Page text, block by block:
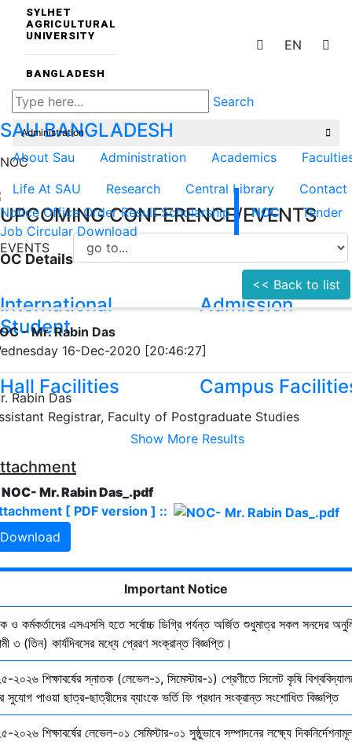
SYLHET
AGRICULTURAL
UNIVERSITY
BANGLADESH
EN
Search
SAUBANGLADESH
About Sau Administration Academics
Life At SAU
Research Central Library Contact
UPCOMING CONFERENCE/EVENTS
EVENTS
International
Student
Admission
Hall Facilities Campus
Show More Results
Administration
NOC
Notice Office Order Result Scholarship NOC
Tender
Job Circular Download
Details
<< Back to list
- Mr. Rabin Das
16-Dec-2020 [20:46:27]
Rabin Das
Registrar, Faculty of Postgraduate Studies
NOC- Mr. Rabin Das_.pdf
[ PDF version ] ::
Download
Important Notice
ও কর্মকর্তাদের এসএসসি হতে সর্বোচ্চ ডিগ্রি পর্যন্ত অর্জিত শুধুমাত্র সকল সনদের
৩ (তিন) কার্যদিবসের মধ্যে প্রেরণ সংক্রান্ত বিজ্ঞপ্তি।
২০২৬ শিক্ষাবর্ষের স্নাতক (লেভেল-১, সিমেস্টার-১) শ্রেণীতে সিলেট কৃষি
সুযোগ পাওয়া ছাত্র-ছাত্রীদের ব্যাংকে ভর্তি ফি প্রধান সংক্রান্ত সংশোধিত বিজ্ঞপ্তি
২০২৬ শিক্ষাবর্ষের লেভেল-০১ সেমিস্টার-০১ সুষ্ঠুভাবে সম্পাদনের লক্ষ্যে